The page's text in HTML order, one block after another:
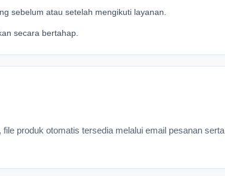
sebelum atau setelah mengikuti layanan.
secara bertahap.
produk otomatis tersedia melalui email pesanan serta